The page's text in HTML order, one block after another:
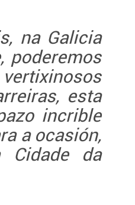
na Galicia
poderemos
esta
incrible
a ocasión,
da